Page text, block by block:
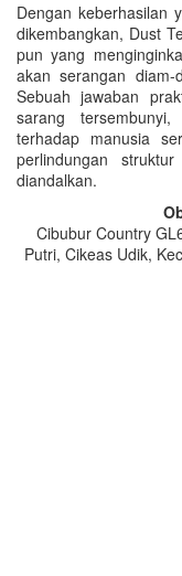
Dengan keberhasilan
dikembangkan, Dust
pun yang
akan serangan
Sebuah jawaban
sarang
terhadap manusia
perlindungan
diandalkan.
Cibubur Country
Putri, Cikeas Udik,